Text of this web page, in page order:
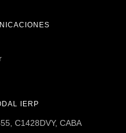
IERP
C1428DVY, CABA